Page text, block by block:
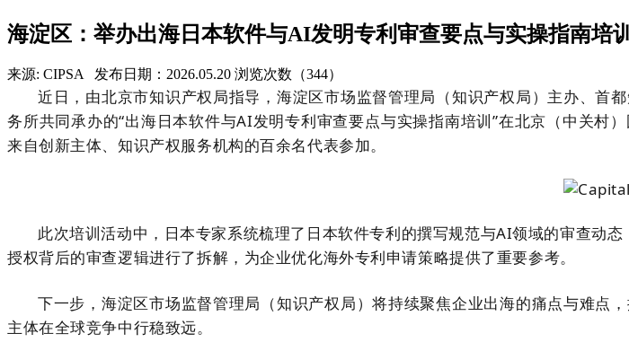
海淀区：举办出海日本软件与AI发明专利审查要点与实操指南培训
来源: CIPSA 发布日期：2026.05.20 浏览次数（344）
近日，由北京市知识产权局指导，海淀区市场监督管理局（知识产权局）主办、首
务所共同承办的“出海日本软件与AI发明专利审查要点与实操指南培训”在北京（中关村）
来自创新主体、知识产权服务机构的百余名代表参加。
此次培训活动中，日本专家系统梳理了日本软件专利的撰写规范与AI领域的审查动态
授权背后的审查逻辑进行了拆解，为企业优化海外专利申请策略提供了重要参考。
下一步 ，海淀区市场监督管理局（知识产权局）将持续聚焦企业出海的痛点与难
主体在全球竞争中行稳致远。